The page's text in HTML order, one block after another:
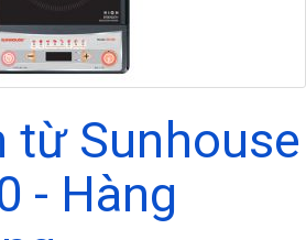
từ Sunhouse
- Hàng